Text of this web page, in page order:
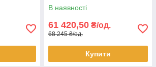
В наявності
61 420,50 ₴/од.
68 245 ₴/од.
Купити